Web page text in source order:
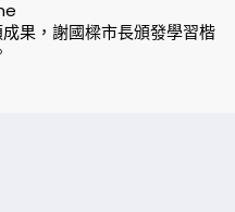
果，謝國樑市長頒發學習楷